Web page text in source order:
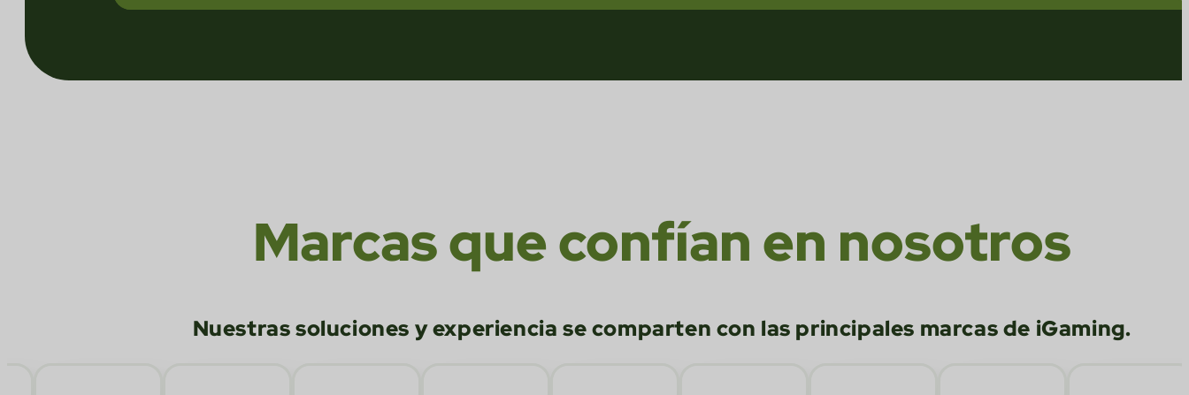
Marcas que confían en nosotros
Nuestras soluciones y experiencia se comparten con las principales marcas de iGaming.